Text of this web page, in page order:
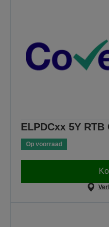
ELPDCxx 5Y
Op voorraad